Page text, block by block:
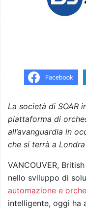
La società di SOAR
piattaforma di
all’avanguardia in
che si terrà a Londra
VANCOUVER,
nello sviluppo di
automazione e
intelligente, oggi ha